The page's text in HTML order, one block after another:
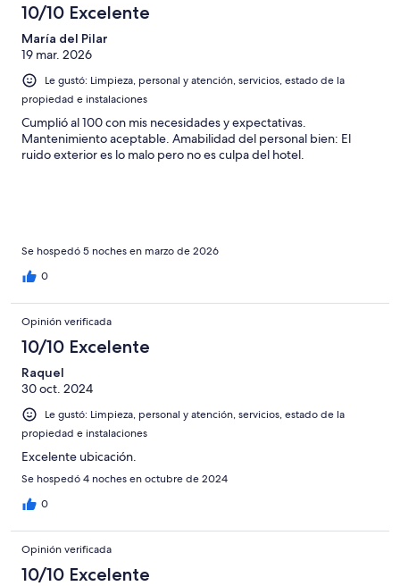
10/10 Excelente
María del Pilar
19 mar. 2026
Le gustó: Limpieza, personal y atención, servicios, estado de la
propiedad e instalaciones
Cumplió al 100 con mis necesidades y expectativas.
Mantenimiento aceptable. Amabilidad del personal bien: El
ruido exterior es lo malo pero no es culpa del hotel.
Se hospedó 5 noches en marzo de 2026
0
Opinión verificada
10/10 Excelente
Raquel
30 oct. 2024
Le gustó: Limpieza, personal y atención, servicios, estado de la
propiedad e instalaciones
Excelente ubicación.
Se hospedó 4 noches en octubre de 2024
0
Opinión verificada
10/10 Excelente